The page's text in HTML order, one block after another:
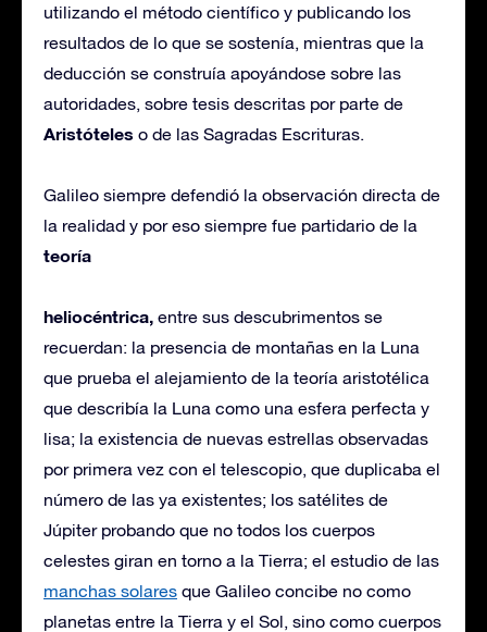
utilizando el método científico y publicando los
resultados de lo que se sostenía, mientras que la
deducción se construía apoyándose sobre las
autoridades, sobre tesis descritas por parte de
Aristóteles o de las Sagradas Escrituras.
Galileo siempre defendió la observación directa de
la realidad y por eso siempre fue partidario de la
teoría
heliocéntrica, entre sus descubrimentos se
recuerdan: la presencia de montañas en la Luna
que prueba el alejamiento de la teoría aristotélica
que describía la Luna como una esfera perfecta y
lisa; la existencia de nuevas estrellas observadas
por primera vez con el telescopio, que duplicaba el
número de las ya existentes; los satélites de
Júpiter probando que no todos los cuerpos
celestes giran en torno a la Tierra; el estudio de las
manchas solares que Galileo concibe no como
planetas entre la Tierra y el Sol, sino como cuerpos